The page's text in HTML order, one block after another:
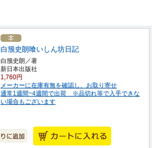
白籏史朗喰いしん坊日記
白籏史朗／著
新日本出版社
1,760円
メーカーに在庫有無を確認し、お取り寄せ
通常1週間~4週間で出荷 ※品切れ等で入手できな
い場合もございます